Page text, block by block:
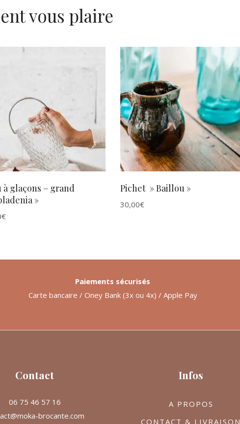
vous plaire
AJOUTER AU PANIER
à glaçons – grand
»
€
AJOUTER AU PANIER
Pichet » Baillou »
30,00€
Contact
06 75 46 57 16
brocante.com
Infos
A PROPOS
CONTACT & LIVRAISON
Paiements sécurisés
Carte bancaire / Oney Bank (3x ou 4x) / Apple Pay